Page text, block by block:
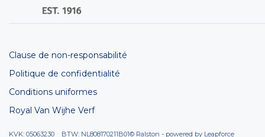
Clause de non-responsabilité
Politique de confidentialité
Conditions uniformes
Royal Van Wijhe Verf
KVK: 05063230 BTW: NL808170211B01© Ralston - powered by Leapforce